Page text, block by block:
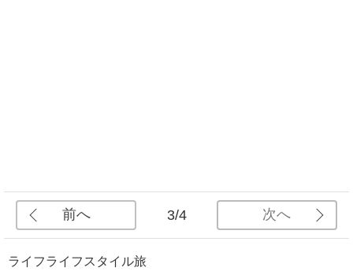
前へ 3/4 次へ
ライフライフスタイル旅